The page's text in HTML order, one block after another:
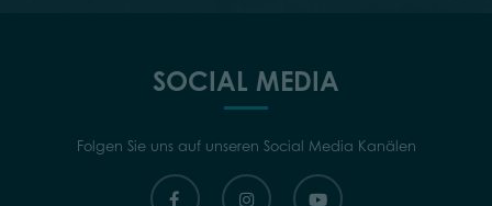
SOCIAL MEDIA
Folgen Sie uns auf unseren Social Media Kanälen